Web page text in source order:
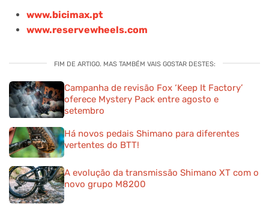
www.bicimax.pt
www.reservewheels.com
FIM DE ARTIGO. MAS TAMBÉM VAIS GOSTAR DESTES:
Campanha de revisão Fox ‘Keep It Factory’
oferece Mystery Pack entre agosto e
setembro
Há novos pedais Shimano para diferentes
vertentes do BTT!
A evolução da transmissão Shimano XT com o
novo grupo M8200